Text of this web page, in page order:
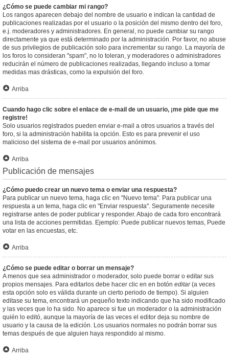
¿Cómo se puede cambiar mi rango?
Los rangos aparecen debajo del nombre de usuario e indican la cantidad de
publicaciones realizadas por el usuario o la posición del mismo dentro del foro,
e.j. moderadores y administradores. En general, no puede cambiar su rango
directamente ya que está determinado por la administración. Por favor, no abuse
de sus privilegios de publicación solo para incrementar su rango. La mayoría de
los foros lo consideran "spam", no lo toleran, y moderadores o administradores
reducirán el número de publicaciones realizadas, llegando incluso a tomar
medidas mas drásticas, como la expulsión del foro.
Arriba
Cuando hago clic sobre el enlace de e-mail de un usuario, ¡me pide que me
registre!
Solo usuarios registrados pueden enviar e-mail a otros usuarios a través del
foro, si la administración habilita la opción. Esto es para prevenir el uso
malicioso del sistema de e-mail por usuarios anónimos.
Arriba
Publicación de mensajes
¿Cómo puedo crear un nuevo tema o enviar una respuesta?
Para publicar un nuevo tema, haga clic en "Nuevo tema". Para publicar una
respuesta a un tema, haga clic en "Enviar respuesta". Seguramente necesite
registrarse antes de poder publicar y responder. Abajo de cada foro encontrará
una lista de acciones permitidas. Ejemplo: Puede publicar nuevos temas, Puede
votar en las encuestas, etc.
Arriba
¿Cómo se puede editar o borrar un mensaje?
A menos que sea administrador o moderador, solo puede borrar o editar sus
propios mensajes. Para editarlos debe hacer clic en en botón editar(a veces
esta opción solo es válida durante un cierto periodo de tiempo). Si alguien
editase su tema, encontrará un pequeño texto indicando que ha sido modificado
y las veces que lo ha sido. No aparece si fue un moderador o la administración
quién lo editó, aunque la mayoría de las veces el editor deja su nombre de
usuario y la causa de la edición. Los usuarios normales no podrán borrar sus
temas después de que alguien haya respondido al mismo.
Arriba